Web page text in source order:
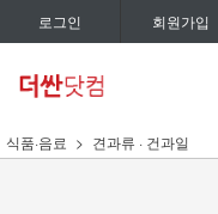
로그인 회원가입
식품·음료 견과류 · 건과일